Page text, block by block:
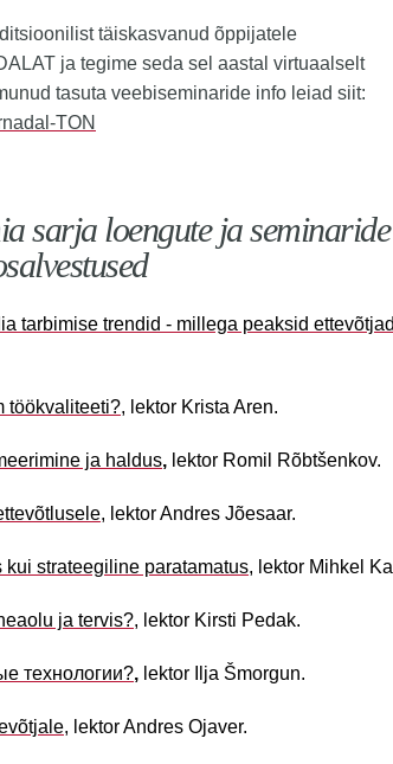
täiskasvanud õppijatele
ja tegime seda sel aastal virtuaalselt
tasuta veebiseminaride info leiad siit:
TON
sarja loengute ja seminaride
tarbimise trendid - millega peaksid
töökvaliteeti?, l ektor Krista Aren.
ja haldus, lektor Romil Rõbtšenkov.
, lektor Andres Jõesaar.
strateegiline paratamatus, lektor Mihkel
ja tervis?, lektor Kirsti Pedak.
технологии?, lektor Ilja Šmorgun.
, lektor Andres Ojaver.